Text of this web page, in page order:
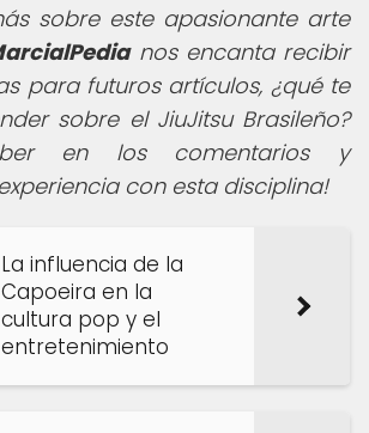
sobre este apasionante arte
nos encanta recibir
para futuros artículos, ¿qué te
sobre el JiuJitsu Brasileño?
en los comentarios y
con esta disciplina!
La influencia de la
Capoeira en la
cultura pop y el
entretenimiento